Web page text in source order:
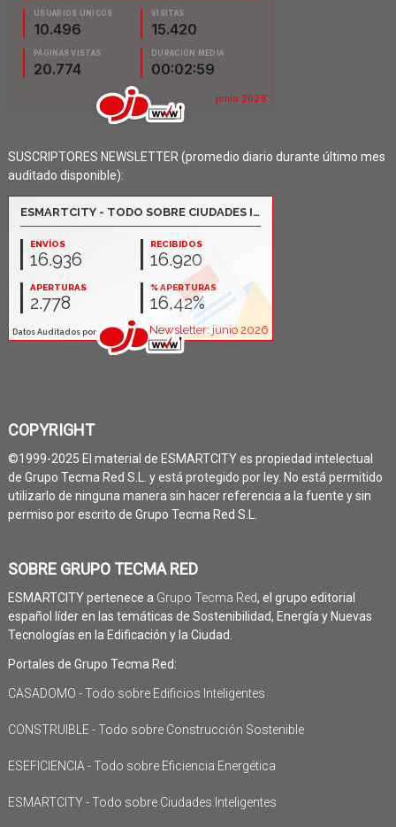
SUSCRIPTORES NEWSLETTER (promedio diario durante último mes
auditado disponible):
COPYRIGHT
©1999-2025 El material de ESMARTCITY es propiedad intelectual
de Grupo Tecma Red S.L. y está protegido por ley. No está permitido
utilizarlo de ninguna manera sin hacer referencia a la fuente y sin
permiso por escrito de Grupo Tecma Red S.L.
SOBRE GRUPO TECMA RED
ESMARTCITY pertenece a Grupo Tecma Red, el grupo editorial
español líder en las temáticas de Sostenibilidad, Energía y Nuevas
Tecnologías en la Edificación y la Ciudad.
Portales de Grupo Tecma Red:
CASADOMO - Todo sobre Edificios Inteligentes
CONSTRUIBLE - Todo sobre Construcción Sostenible
ESEFICIENCIA - Todo sobre Eficiencia Energética
ESMARTCITY - Todo sobre Ciudades Inteligentes